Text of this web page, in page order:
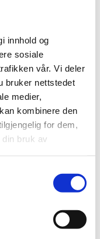
innhold og
sosiale
vår. Vi deler
bruker nettstedet
medier,
kombinere den
for dem,
bruk av